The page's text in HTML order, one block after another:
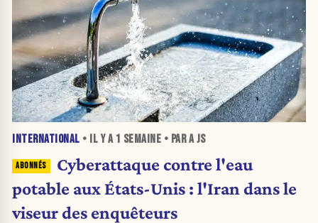
INTERNATIONAL • IL Y A 1 SEMAINE • PAR A JS
Cyberattaque contre l'eau
potable aux États-Unis : l'Iran dans le
viseur des enquêteurs